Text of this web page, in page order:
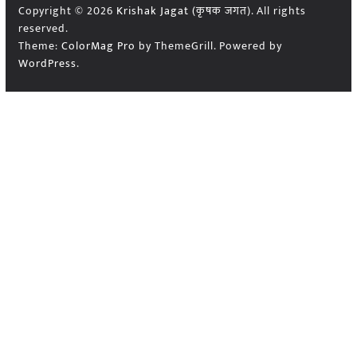
Copyright © 2026 Krishak Jagat (कृषक जगत). All rights
reserved.
Theme: ColorMag Pro by ThemeGrill. Powered by
WordPress.